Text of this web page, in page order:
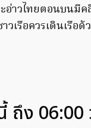
าวไทยตอนบนมี
เรือควรเดินเรือ
ถึง 06:00